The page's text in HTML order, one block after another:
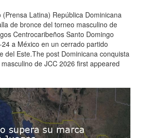
Latina) República Dominicana
de bronce del torneo masculino de
Centrocaribeños Santo Domingo
a México en un cerrado partido
del Este.The post Dominicana conquista
de JCC 2026 first appeared